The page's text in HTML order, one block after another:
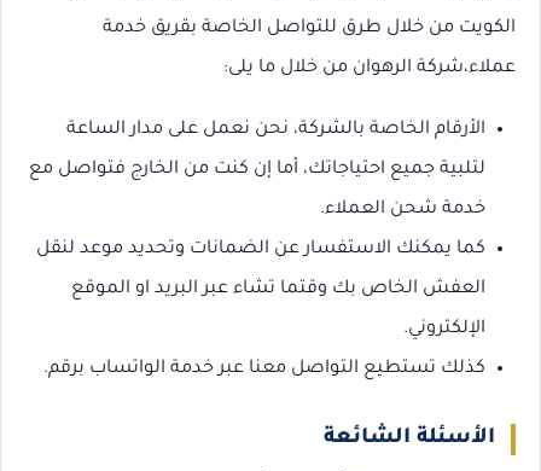
الكويت من خلال طرق للتواصل الخاصة بقريق خدمة
عملاء،شركة الرهوان من خلال ما يلى:
الأرقام الخاصة بالشركة، نحن نعمل على مدار الساعة
لتلبية جميع احتياجاتك، أما إن كنت من الخارج فتواصل مع
خدمة شحن العملاء.
كما يمكنك الاستفسار عن الضمانات وتحديد موعد لنقل
العفش الخاص بك وقتما تشاء عبر البريد او الموقع
الإلكتروني.
كذلك تستطيع التواصل معنا عبر خدمة الواتساب برقم.
الأسئلة الشائعة